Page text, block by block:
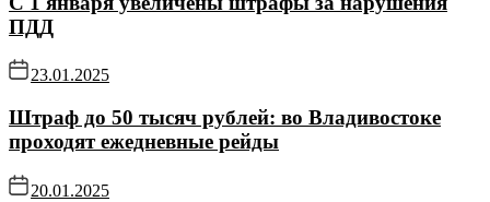
ПДД
23.01.2025
Штраф до 50 тысяч рублей: во Владивостоке
проходят ежедневные рейды
20.01.2025